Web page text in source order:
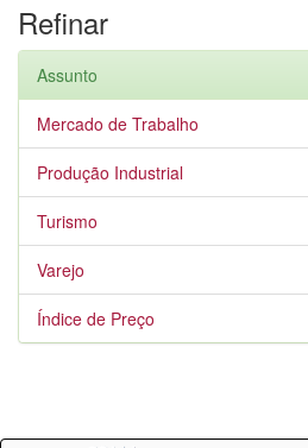
Refinar
Assunto
Mercado de Trabalho
Produção Industrial
Turismo
Varejo
Índice de Preço